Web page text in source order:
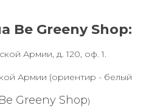
Be Greeny Shop:
Армии, д. 120, оф. 1.
Армии (ориентир - белый
Be Greeny Shop)